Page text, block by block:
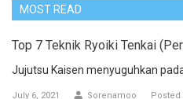
MOST READ
Top 7 Teknik Ryoiki Tenkai
Jujutsu Kaisen menyuguhkan
July 6, 2021 Sorenamoo Posted